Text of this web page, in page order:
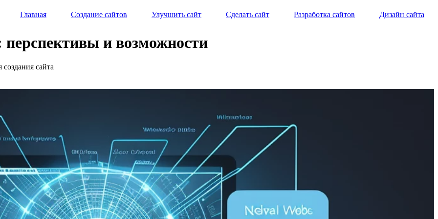
Главная Создание сайтов Улучшить сайт Сделать сайт Разработка сайтов Дизайн сайта
перспективы и возможности
создания сайта